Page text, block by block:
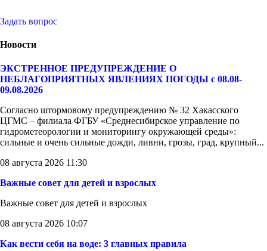
Задать вопрос
Новости
ЭКСТРЕННОЕ ПРЕДУПРЕЖДЕНИЕ О
НЕБЛАГОПРИЯТНЫХ ЯВЛЕНИЯХ ПОГОДЫ с 08.08-
09.08.2026
Согласно штормовому предупреждению № 32 Хакасского
ЦГМС – филиала ФГБУ «Среднесибирское управление по
гидрометеорологии и мониторингу окружающей среды»:
сильные и очень сильные дожди, ливни, грозы, град, крупный...
08 августа 2026 11:30
Важные совет для детей и взрослых
Важные совет для детей и взрослых
08 августа 2026 10:07
Как вести себя на воде: 3 главных правила